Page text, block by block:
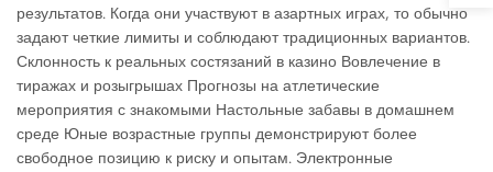
результатов. Когда они участвуют в азартных играх, то обычно
задают четкие лимиты и соблюдают традиционных вариантов.
Склонность к реальных состязаний в казино Вовлечение в
тиражах и розыгрышах Прогнозы на атлетические
мероприятия с знакомыми Настольные забавы в домашнем
среде Юные возрастные группы демонстрируют более
свободное позицию к риску и опытам. Электронные